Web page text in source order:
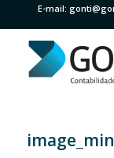
E-mail: